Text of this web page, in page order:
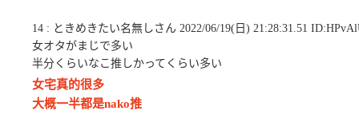
14 : ときめきたい名無しさん 2022/06/19(日) 21:28:31.51
女オタがまじで多い
半分くらいなこ推しかってくらい多い
女宅真的很多
大概一半都是nako推